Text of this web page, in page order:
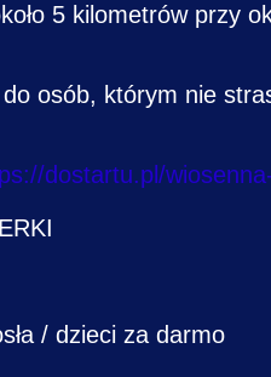
5 kilometrów przy
osób, którym nie
dostartu.pl/
/ dzieci za darmo